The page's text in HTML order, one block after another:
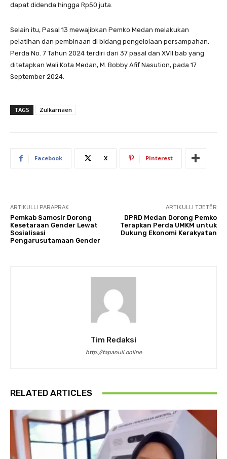
dapat didenda hingga Rp50 juta.
Selain itu, Pasal 13 mewajibkan Pemko Medan melakukan
pelatihan dan pembinaan di bidang pengelolaan persampahan.
Perda No. 7 Tahun 2024 terdiri dari 37 pasal dan XVII bab yang
ditetapkan Wali Kota Medan, M. Bobby Afif Nasution, pada 17
September 2024.
TAGS Zulkarnaen
Facebook X Pinterest
ARTIKULLI PARAPRAK
Pemkab Samosir Dorong
Kesetaraan Gender Lewat
Sosialisasi
Pengarusutamaan Gender
ARTIKULLI TJETËR
DPRD Medan Dorong Pemko
Terapkan Perda UMKM untuk
Dukung Ekonomi Kerakyatan
Tim Redaksi
http://tapanuli.online
RELATED ARTICLES